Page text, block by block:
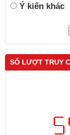
Ý kiến khác
SỐ LƯỢT TRUY